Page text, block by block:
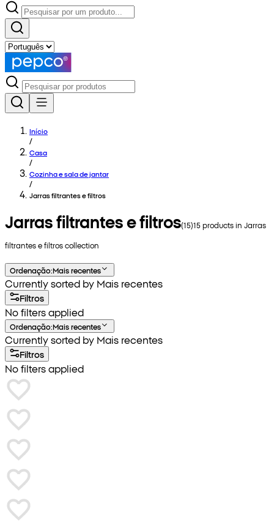
Início
/
Casa
/
Cozinha e sala de jantar
/
Jarras filtrantes e filtros
Jarras filtrantes e filtros(15)15products in Jarras
filtrantes e filtroscollection
Ordenação:Mais recentes
Currently sorted by Mais recentes
Filtros
No filters applied
Ordenação:Mais recentes
Currently sorted by Mais recentes
Filtros
No filters applied